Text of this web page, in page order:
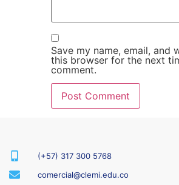
Save my name, email, and
this browser for the next
comment.
(+57) 317 300 5768
comercial@clemi.edu.co